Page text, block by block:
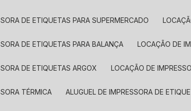
DE ETIQUETAS PARA SUPERMERCADO
DE ETIQUETAS PARA BALANÇA LOCAÇÃO DE
DE ETIQUETAS ARGOX LOCAÇÃO DE
TÉRMICA ALUGUEL DE IMPRESSORA DE